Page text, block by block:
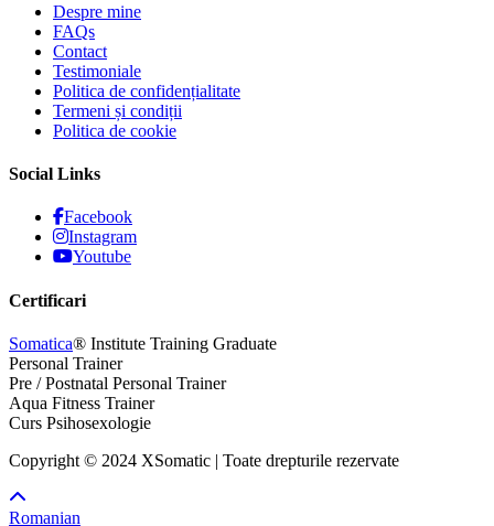
Despre mine
FAQs
Contact
Testimoniale
Politica de confidențialitate
Termeni și condiții
Politica de cookie
Social Links
Facebook
Instagram
Youtube
Certificari
Somatica® Institute Training Graduate
Personal Trainer
Pre / Postnatal Personal Trainer
Aqua Fitness Trainer
Curs Psihosexologie
Copyright © 2024 XSomatic | Toate drepturile rezervate
Romanian